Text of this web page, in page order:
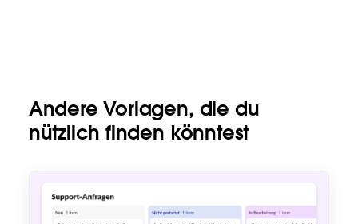
Andere Vorlagen, die du
nützlich finden könntest